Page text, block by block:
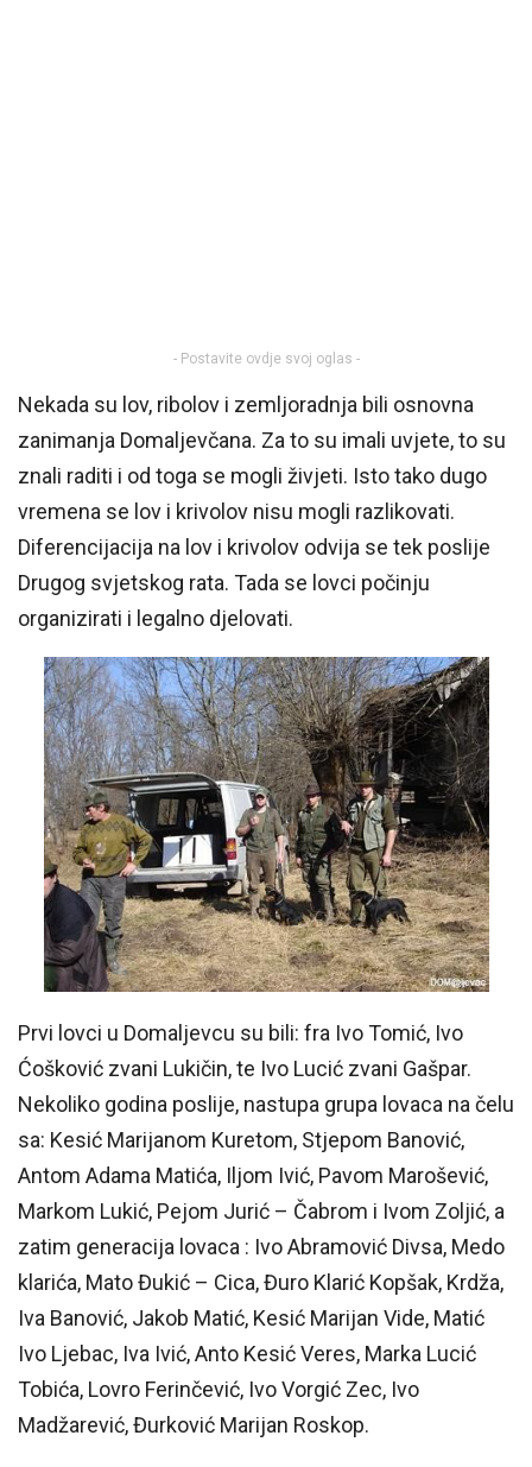
- Postavite ovdje svoj oglas -
Nekada su lov, ribolov i zemljoradnja bili osnovna
zanimanja Domaljevčana. Za to su imali uvjete, to su
znali raditi i od toga se mogli živjeti. Isto tako dugo
vremena se lov i krivolov nisu mogli razlikovati.
Diferencijacija na lov i krivolov odvija se tek poslije
Drugog svjetskog rata. Tada se lovci počinju
organizirati i legalno djelovati.
Prvi lovci u Domaljevcu su bili: fra Ivo Tomić, Ivo
Ćošković zvani Lukičin, te Ivo Lucić zvani Gašpar.
Nekoliko godina poslije, nastupa grupa lovaca na čelu
sa: Kesić Marijanom Kuretom, Stjepom Banović,
Antom Adama Matića, Iljom Ivić, Pavom Marošević,
Markom Lukić, Pejom Jurić – Čabrom i Ivom Zoljić, a
zatim generacija lovaca : Ivo Abramović Divsa, Medo
klarića, Mato Đukić – Cica, Đuro Klarić Kopšak, Krdža,
Iva Banović, Jakob Matić, Kesić Marijan Vide, Matić
Ivo Ljebac, Iva Ivić, Anto Kesić Veres, Marka Lucić
Tobića, Lovro Ferinčević, Ivo Vorgić Zec, Ivo
Madžarević, Đurković Marijan Roskop.